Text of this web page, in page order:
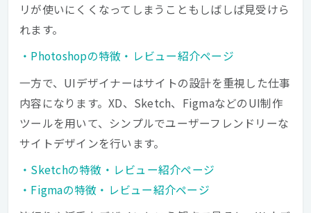
リが使いにくくなってしまうこともしばしば見受けら
れます。
・Photoshopの特徴・レビュー紹介ページ
一方で、UIデザイナーはサイトの設計を重視した仕事
内容になります。XD、Sketch、FigmaなどのUI制作
ツールを用いて、シンプルでユーザーフレンドリーな
サイトデザインを行います。
・Sketchの特徴・レビュー紹介ページ
・Figmaの特徴・レビュー紹介ページ